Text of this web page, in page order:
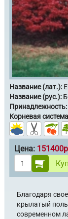
Название (лат.):
Название (рус.):
Принадлежность:
Корневая
Цена: 151400р
Благодаря
крылатый
современном